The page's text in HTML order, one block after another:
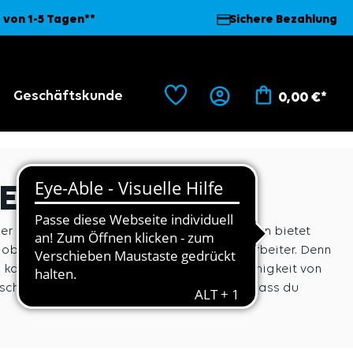
1-5 Tagen** Sichere Bezahlung
Geschäftskunde 0,00 €*
ist nicht nur robust und langlebig, sondern bietet
für Handwerker, Schweißer oder Forstarbeiter. Denn
Dank der natürlichen Anpassungsfähigkeit von
Anzug für deine Hände – nur dass du